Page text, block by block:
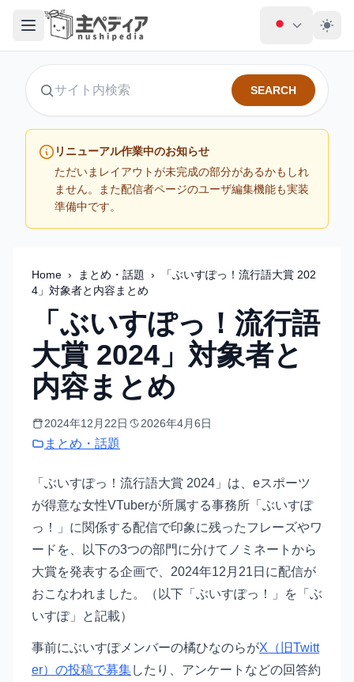
サイト内検索
SEARCH
リニューアル作業中のお知らせ
ただいまレイアウトが未完成の部分があるかもしれ
ません。また配信者ページのユーザ編集機能も実装
準備中です。
Home › まとめ・話題 ›
「ぶいすぽっ！流行語大賞 202
4」対象者と内容まとめ
「ぶいすぽっ！流行語
大賞 2024」対象者と
内容まとめ
2024年12月22日 2026年4月6日
まとめ・話題
「ぶいすぽっ！流行語大賞 2024」は、eスポーツ
が得意な女性VTuberが所属する事務所「ぶいすぽ
っ！」に関係する配信で印象に残ったフレーズやワ
ードを、以下の3つの部門に分けてノミネートから
大賞を発表する企画で、2024年12月21日に配信が
おこなわれました。（以下「ぶいすぽっ！」を「ぶ
いすぽ」と記載）
事前にぶいすぽメンバーの橘ひなのらがX（旧Twitt
er）の投稿で募集したり、アンケートなどの回答約